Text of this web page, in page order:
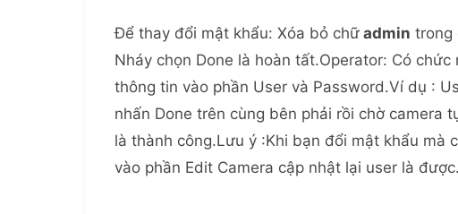
Để thay đổi mật khẩu: Xóa bỏ chữ admin trong
Nháy chọn Done là hoàn tất.Operator: Có
thông tin vào phần User và Password.Ví dụ :
nhấn Done trên cùng bên phải rồi chờ camera
là thành công.Lưu ý :Khi bạn đổi mật khẩu mà
vào phần Edit Camera cập nhật lại user là được.